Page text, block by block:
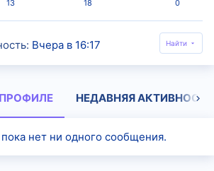
13 18 0
Вчера в 16:17 Найти
НЕДАВНЯЯ АКТИВНОСТЬ
нет ни одного сообщения.